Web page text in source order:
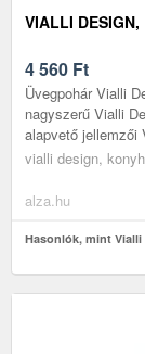
VIALLI
4 560 Ft
Üvegpohár Vialli
nagyszerű Vialli
alapvető jellemzői
vialli design,
alza.hu
Hasonlók, mint Vialli